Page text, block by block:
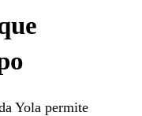
Yola permite